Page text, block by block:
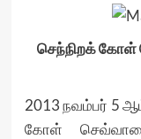
செந்நிறக் கோள்
2013 நவம்பர் 5
கோள்